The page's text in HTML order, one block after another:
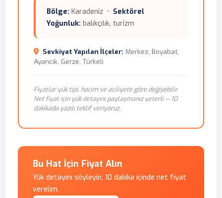
Bölge: Karadeniz • Sektörel
Yoğunluk: balıkçılık, turizm
Sevkiyat Yapılan İlçeler: Merkez, Boyabat,
Ayancık, Gerze, Türkeli
Fiyatlar yük tipi, hacim ve aciliyete göre değişebilir.
Net fiyat için yük detayını paylaşmanız yeterli — 10
dakikada yazılı teklif veriyoruz.
Bu Hat İçin Fiyat Alın
Yük detayını söyleyin, 10 dakika içinde net fiyat
verelim.